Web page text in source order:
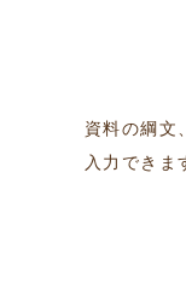
資料の綱文
入力できま